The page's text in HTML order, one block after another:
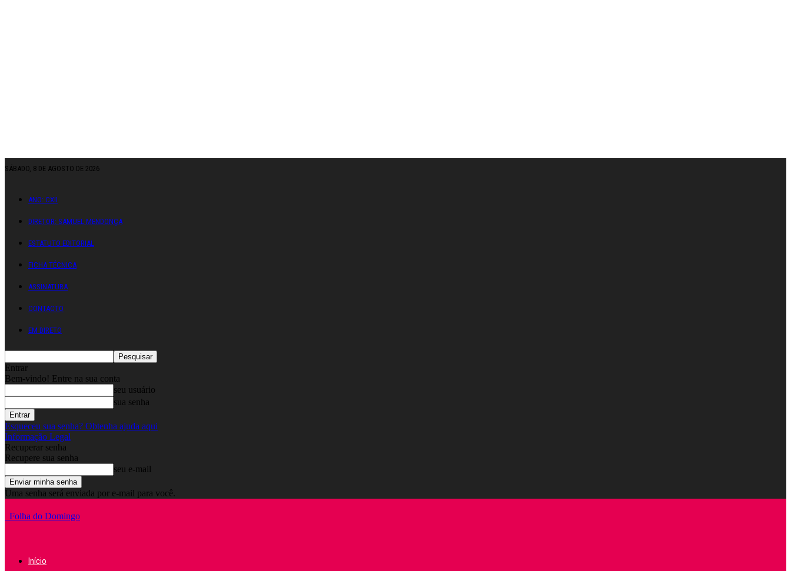
SÁBADO, 8 DE AGOSTO DE 2026
ANO: CXII
DIRETOR: SAMUEL MENDONÇA
ESTATUTO EDITORIAL
FICHA TÉCNICA
ASSINATURA
CONTACTO
EM DIRETO
Entrar
Bem-vindo! Entre na sua conta
seu usuário
sua senha
Esqueceu sua senha? Obtenha ajuda aqui
Informação Legal
Recuperar senha
Recupere sua senha
seu e-mail
Uma senha será enviada por e-mail para você.
Folha do Domingo
Início